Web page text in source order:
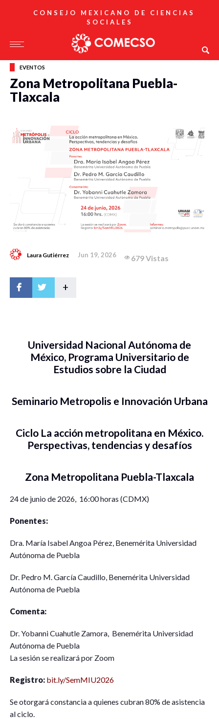
CONSEJO MEXICANO DE CIENCIAS
SOCIALES
EVENTOS
Zona Metropolitana Puebla-
Tlaxcala
Laura Gutiérrez Jun 19, 2026 679 Vistas
+
Universidad Nacional Autónoma de
México, Programa Universitario de
Estudios sobre la Ciudad
Seminario Metropolis e Innovación Urbana
Ciclo La acción metropolitana en México.
Perspectivas, tendencias y desafíos
Zona Metropolitana Puebla-Tlaxcala
24 de junio de 2026, 16:00 horas (CDMX)
Ponentes:
Dra. María Isabel Angoa Pérez, Benemérita Universidad
Autónoma de Puebla
Dr. Pedro M. García Caudillo, Benemérita Universidad
Autónoma de Puebla
Comenta:
Dr. Yobanni Cuahutle Zamora, Benemérita Universidad
Autónoma de Puebla
La sesión se realizará por Zoom
Registro: bit.ly/SemMIU2026
Se otorgará constancia a quienes cubran 80% de asistencia
al ciclo.